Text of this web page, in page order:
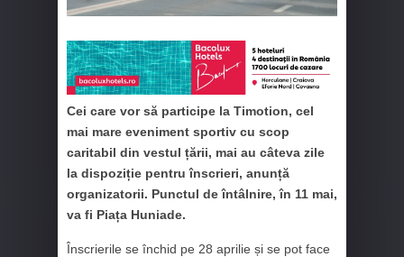
Cei care vor să participe la Timotion, cel
mai mare eveniment sportiv cu scop
caritabil din vestul țării, mai au câteva zile
la dispoziție pentru înscrieri, anunță
organizatorii. Punctul de întâlnire, în 11 mai,
va fi Piața Huniade.
Înscrierile se închid pe 28 aprilie și se pot face